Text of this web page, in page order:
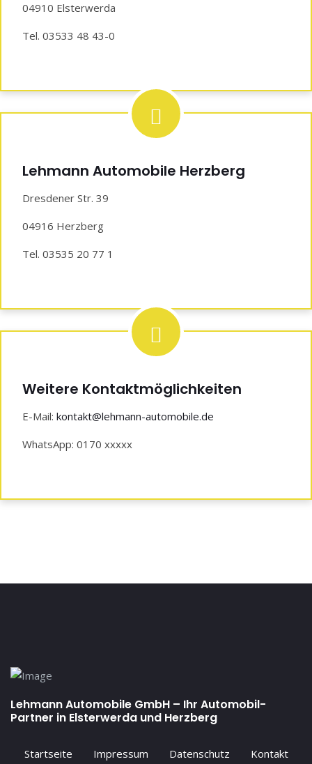
04910 Elsterwerda
Tel. 03533 48 43-0
Lehmann Automobile Herzberg
Dresdener Str. 39
04916 Herzberg
Tel. 03535 20 77 1
Weitere Kontaktmöglichkeiten
E-Mail: kontakt@lehmann-automobile.de
WhatsApp: 0170 xxxxx
Lehmann Automobile GmbH – Ihr Automobil-
Partner in Elsterwerda und Herzberg
Startseite Impressum Datenschutz Kontakt